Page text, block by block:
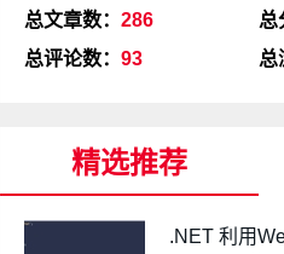
总文章数： 286 总
总评论数： 93 总
精选推荐
.NET 利用